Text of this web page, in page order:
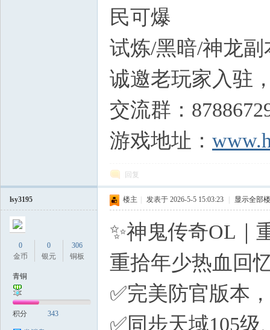
民可爆
试炼/黑暗/神龙
诚邀老玩家入驻
交流群：
游戏地址：
回复
lsy3195
0
金币
0
银元
306
铜板
青铜
积分 343
楼主 发表于 2026-5-5 15:03:23 显示全部
✨神鬼传奇OL｜
重拾年少热血回
✅完美防官版本
✅同步天域105